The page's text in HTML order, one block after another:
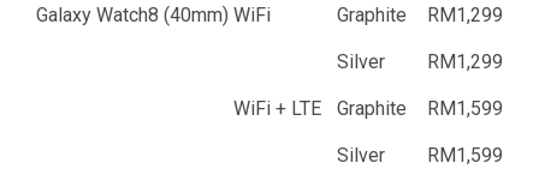
Galaxy Watch8 (40mm) WiFi Graphite RM1,299
Silver RM1,299
WiFi + LTE Graphite RM1,599
Silver RM1,599